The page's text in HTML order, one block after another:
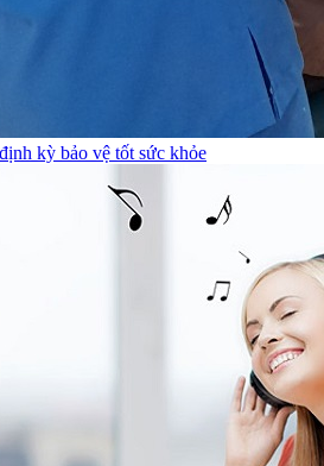
kỳ bảo vệ tốt sức khỏe